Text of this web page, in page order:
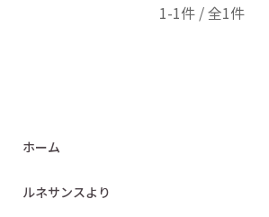
1-1件 / 全1件
ホーム
ルネサンスより